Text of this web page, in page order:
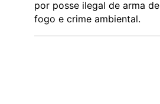
por posse ilegal de arma de
fogo e crime ambiental.